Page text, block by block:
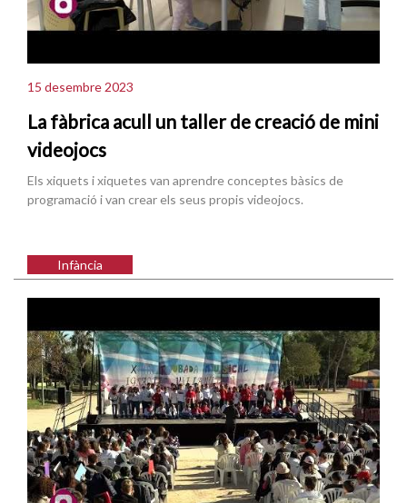
15 desembre 2023
La fàbrica acull un taller de creació de mini
videojocs
Els xiquets i xiquetes van aprendre conceptes bàsics de
programació i van crear els seus propis videojocs.
Infància